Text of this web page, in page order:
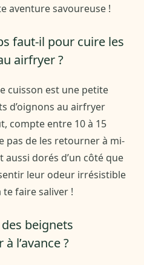
aventure savoureuse !
faut-il pour cuire les
airfryer ?
cuisson est une petite
d’oignons au airfryer
compte entre 10 à 15
pas de les retourner à mi-
aussi dorés d’un côté que
leur odeur irrésistible
te faire saliver !
beignets
l’avance ?